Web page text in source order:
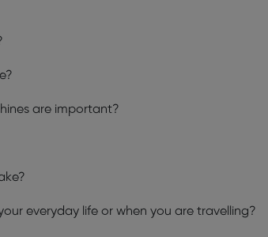
are important?
everyday life or when you are travelling?